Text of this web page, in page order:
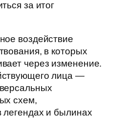
за итог
воздействие
в которых
через изменение.
лица —
схем,
и былинах